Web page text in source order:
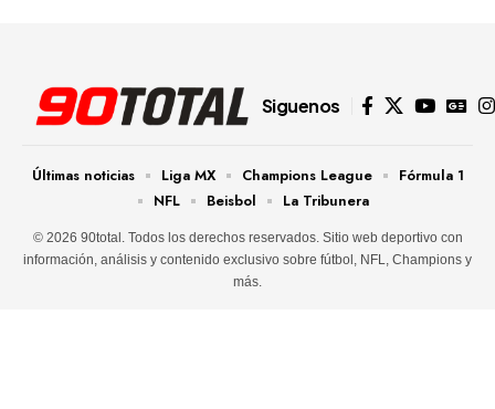
Siguenos
© 2026 90total. Todos los derechos reservados. Sitio web deportivo con
información, análisis y contenido exclusivo sobre fútbol, NFL, Champions y
más.
Últimas noticias Liga MX Champions League
Fórmula 1
NFL
Beisbol La Tribunera